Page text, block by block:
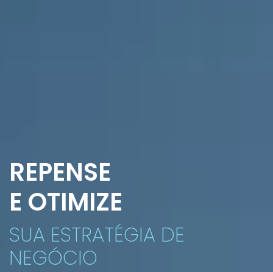
REPENSE
E OTIMIZE
SUA ESTRATÉGIA DE
NEGÓCIO